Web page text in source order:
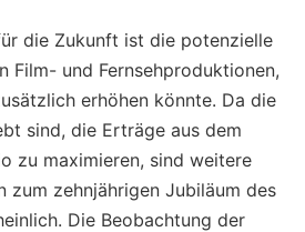
die Zukunft ist die potenzielle
Film- und Fernsehproduktionen,
erhöhen könnte. Da die
sind, die Erträge aus dem
zu maximieren, sind weitere
zum zehnjährigen Jubiläum des
Die Beobachtung der